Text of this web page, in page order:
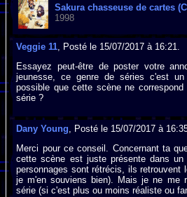
Sakura chasseuse de cartes
1998
Veggie 11, Posté le 15/07/2017 à 16:21.
Essayez peut-être de poster votre
jeunesse, ce genre de séries c'est
possible que cette scène ne
série ?
Dany Young , Posté le 15/07/2017 à
Merci pour ce conseil. Concernant ta
cette scène est juste présente dans
personnages sont rétrécis, ils retrouvent
je m'en souviens bien). Mais je ne me
série (si c'est plus ou moins réaliste ou